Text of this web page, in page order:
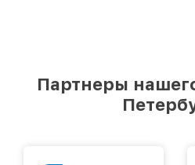
Партнеры